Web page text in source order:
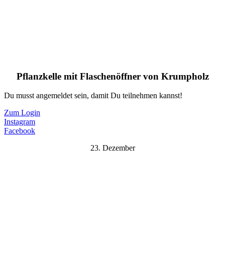
Pflanzkelle mit Flaschenöffner von Krumpholz
Du musst angemeldet sein, damit Du teilnehmen kannst!
Zum Login
Instagram
Facebook
23. Dezember